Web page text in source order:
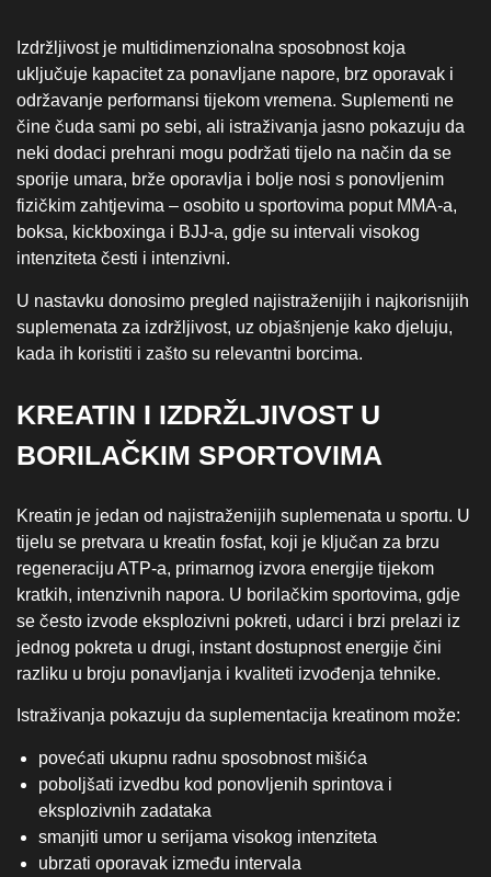
Izdržljivost je multidimenzionalna sposobnost koja
uključuje kapacitet za ponavljane napore, brz oporavak i
održavanje performansi tijekom vremena. Suplementi ne
čine čuda sami po sebi, ali istraživanja jasno pokazuju da
neki dodaci prehrani mogu podržati tijelo na način da se
sporije umara, brže oporavlja i bolje nosi s ponovljenim
fizičkim zahtjevima – osobito u sportovima poput MMA‑a,
boksa, kickboxinga i BJJ‑a, gdje su intervali visokog
intenziteta česti i intenzivni.
U nastavku donosimo pregled najistraženijih i najkorisnijih
suplemenata za izdržljivost, uz objašnjenje kako djeluju,
kada ih koristiti i zašto su relevantni borcima.
KREATIN I IZDRŽLJIVOST U
BORILAČKIM SPORTOVIMA
Kreatin je jedan od najistraženijih suplemenata u sportu. U
tijelu se pretvara u kreatin fosfat, koji je ključan za brzu
regeneraciju ATP‑a, primarnog izvora energije tijekom
kratkih, intenzivnih napora. U borilačkim sportovima, gdje
se često izvode eksplozivni pokreti, udarci i brzi prelazi iz
jednog pokreta u drugi, instant dostupnost energije čini
razliku u broju ponavljanja i kvaliteti izvođenja tehnike.
Istraživanja pokazuju da suplementacija kreatinom može:
povećati ukupnu radnu sposobnost mišića
poboljšati izvedbu kod ponovljenih sprintova i
eksplozivnih zadataka
smanjiti umor u serijama visokog intenziteta
ubrzati oporavak između intervala